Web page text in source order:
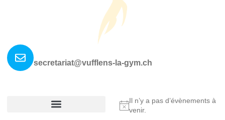
secretariat@vufflens-la-gym.ch
Notice
Il n’y a pas d’évènements à
venir.